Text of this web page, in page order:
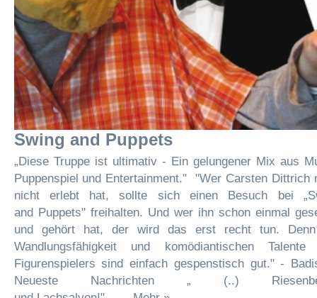
Swing and Puppets
„Diese Truppe ist ultimativ - Ein gelungener Mix aus
Puppenspiel und Entertainment." "Wer Carsten Dittrich
nicht erlebt hat, sollte sich einen Besuch bei
and Puppets" freihalten. Und wer ihn schon einmal
und gehört hat, der wird das erst recht tun.
Wandlungsfähigkeit und komödiantischen Talente
Figurenspielers sind einfach gespenstisch gut." -
Neueste Nachrichten „ (..)